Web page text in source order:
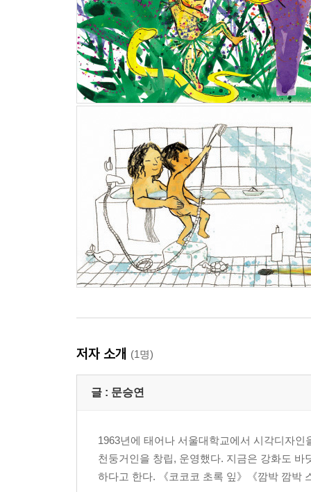
저자 소개 (1명)
글 : 문승연
1963년에 태어나 서울대학교에서 시각디자
천둥거인을 창립, 운영했다. 지금은 강화도
하다고 한다. 《코코코 초록 잎》《깜박 깜박